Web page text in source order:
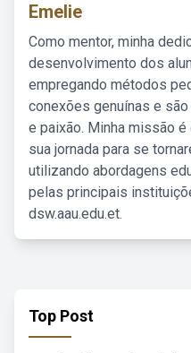
Emelie
Como mentor, minha
desenvolvimento dos
empregando métodos
conexões genuínas e
e paixão. Minha missão
sua jornada para se
utilizando abordagens
pelas principais
dsw.aau.edu.et.
Top Post